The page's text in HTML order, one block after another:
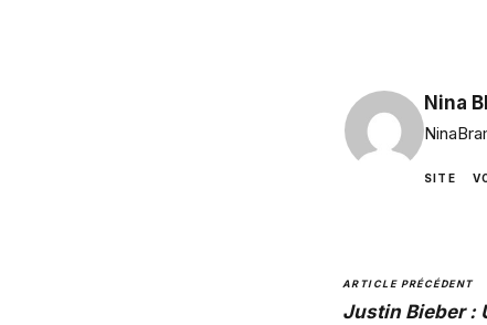
Nina
SITE
ARTICLE PRÉCÉDENT
Justin Bieber :